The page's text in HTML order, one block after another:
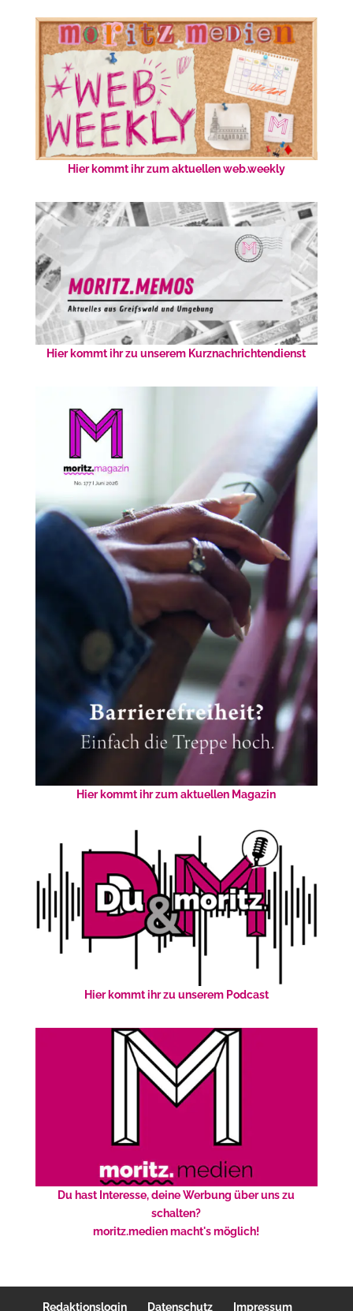
Hier kommt ihr zum aktuellen web.weekly
Hier kommt ihr zu unserem Kurznachrichtendienst
Hier kommt ihr zum aktuellen Magazin
Hier kommt ihr zu unserem Podcast
Du hast Interesse, deine Werbung über uns zu
schalten?
moritz.medien macht's möglich!
Redaktionslogin Datenschutz Impressum